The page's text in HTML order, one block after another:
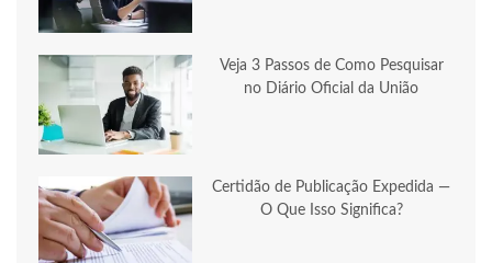
Veja 3 Passos de Como Pesquisar
no Diário Oficial da União
Certidão de Publicação Expedida —
O Que Isso Significa?